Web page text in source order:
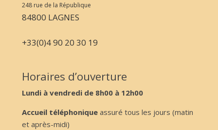
248 rue de la République
84800 LAGNES
+33(0)4 90 20 30 19
Horaires d’ouverture
Lundi à vendredi de 8h00 à 12h00
Accueil téléphoniqueassuré tous les jours (matin
et après-midi)